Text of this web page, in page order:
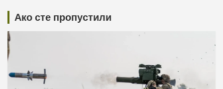
Ако сте пропустили